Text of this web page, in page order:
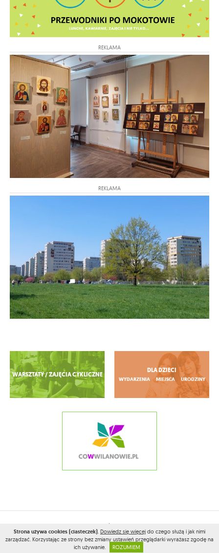
REKLAMA
REKLAMA
Zobacz więcej
WARSZTATY / ZAJĘCIA CYKLICZNE
DLA DZIECI
WYDARZENIA MIEJSCA URODZINY
2026© WSZELKIE PRAWA ZASTRZEŻONE PRZEZ
PROJEKT I WYKONANIE:VEGA INTERNET STUDIO
Strona używa cookies (ciasteczek). Dowiedz się więcej do czego służą i jak nimi
zarządzać. Korzystając ze strony bez zmiany ustawień przeglądarki wyrażasz zgodę na
ich używanie.
ROZUMIEM